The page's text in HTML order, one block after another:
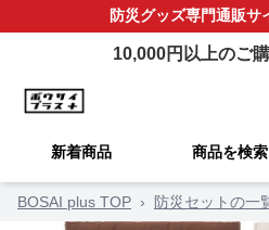
防災グッズ専門通販サ
10,000円以上のご
新着商品 商品を検索
BOSAI plus TOP › 防災セットの一